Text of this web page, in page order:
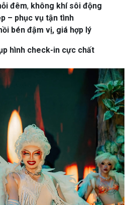
đêm, không khí sôi động
– phục vụ tận tình
bén đậm vị, giá hợp lý
hình check-in cực chất